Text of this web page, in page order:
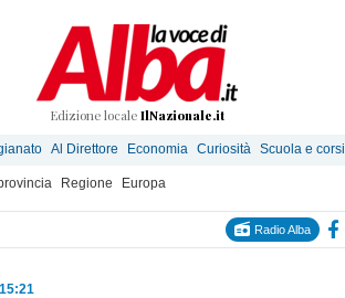
Edizione locale IlNazionale.it
Al Direttore Economia Curiosità Scuola e corsi
Regione Europa
Radio Alba